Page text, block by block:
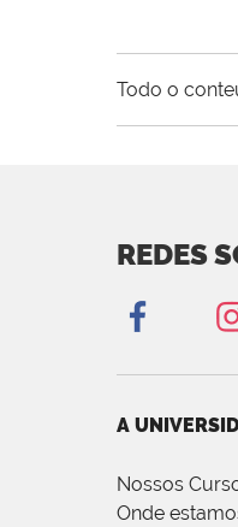
Todo o
REDES
A
Nossos
Onde